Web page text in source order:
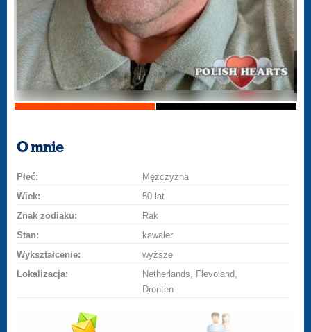
O mnie
Płeć:
Mężczyzna
Wiek:
50 lat
Znak zodiaku:
Rak
Stan:
kawaler
Wykształcenie:
wyższe
Lokalizacja:
Netherlands, Flevoland,
Dronten